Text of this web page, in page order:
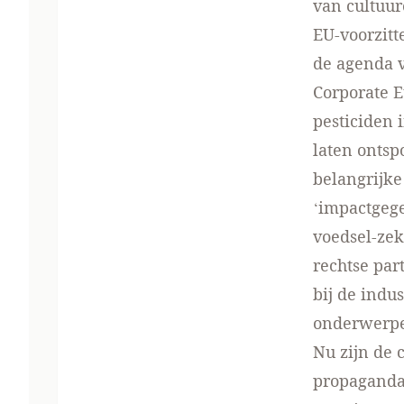
van
EU-
de agenda
Corporate
pesticiden
laten
voedsel-
rechtse
bij de
Nu zijn de